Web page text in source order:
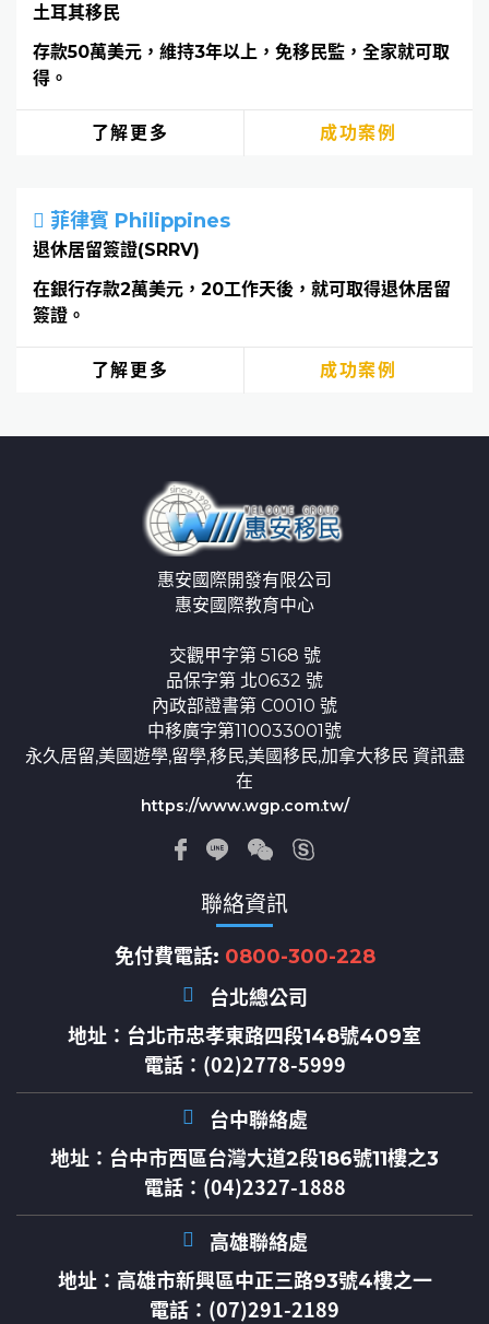
土耳其移民
存款50萬美元，維持3年以上，免移民監，全家就可取
得。
了解更多 成功案例
菲律賓 Philippines
退休居留簽證(SRRV)
在銀行存款2萬美元，20工作天後，就可取得退休居留
簽證。
了解更多 成功案例
惠安國際開發有限公司
惠安國際教育中心
交觀甲字第 5168 號
品保字第 北0632 號
內政部證書第 C0010 號
中移廣字第110033001號
永久居留,美國遊學,留學,移民,美國移民,加拿大移民 資訊盡
在
https://www.wgp.com.tw/
聯絡資訊
免付費電話: 0800-300-228
台北總公司
地址： 台北市忠孝東路四段148號409室
電話：(02)2778-5999
台中聯絡處
地址： 台中市西區台灣大道2段186號11樓之3
電話：(04)2327-1888
高雄聯絡處
地址： 高雄市新興區中正三路93號4樓之一
電話：(07)291-2189